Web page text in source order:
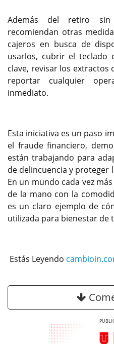
Además del retiro sin
recomiendan otras
cajeros en busca de
usarlos, cubrir el teclado
clave, revisar los
reportar cualquier
inmediato.
Esta iniciativa es un paso
el fraude financiero,
están trabajando para
de delincuencia y proteger
En un mundo cada vez
de la mano con la
es un claro ejemplo de
utilizada para bienestar de
Estás Leyendo